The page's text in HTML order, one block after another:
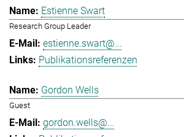
Estienne Swart
Research Group Leader
estienne.swart@...
Publikationsreferenzen
Gordon Wells
Guest
gordon.wells@...